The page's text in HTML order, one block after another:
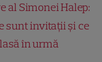
al Simonei Halep:
sunt invitații și ce
în urmă